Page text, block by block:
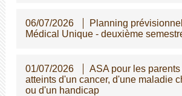
06/07/2026
Planning
Médical Unique - deuxième
01/07/2026
ASA pour les
atteints d'un cancer, d'une maladie
ou d'un handicap